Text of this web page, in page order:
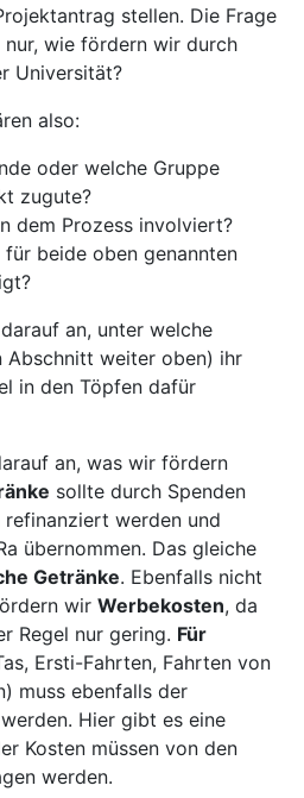
stellen. Die Frage
wie fördern wir durch
Universität?
also:
oder welche Gruppe
zugute?
dem Prozess involviert?
beide oben genannten
an, unter welche
Abschnitt weiter oben) ihr
in den Töpfen dafür
an, was wir fördern
sollte durch Spenden
refinanziert werden und
übernommen. Das gleiche
Getränke. Ebenfalls nicht
wirWerbekosten, da
Regel nur gering. Für
Ersti-Fahrten, Fahrten von
muss ebenfalls der
Hier gibt es eine
Kosten müssen von den
werden.